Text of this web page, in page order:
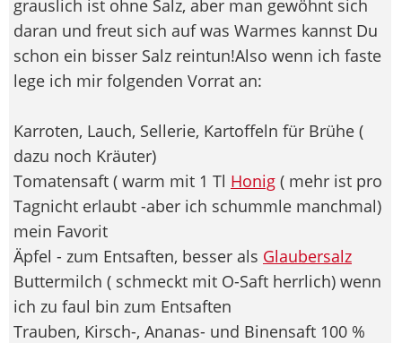
grauslich ist ohne Salz, aber man gewöhnt sich
daran und freut sich auf was Warmes kannst Du
schon ein bisser Salz reintun!Also wenn ich faste
lege ich mir folgenden Vorrat an:
Karroten, Lauch, Sellerie, Kartoffeln für Brühe (
dazu noch Kräuter)
Tomatensaft ( warm mit 1 Tl Honig ( mehr ist pro
Tagnicht erlaubt -aber ich schummle manchmal)
mein Favorit
Äpfel - zum Entsaften, besser als Glaubersalz
Buttermilch ( schmeckt mit O-Saft herrlich) wenn
ich zu faul bin zum Entsaften
Trauben, Kirsch-, Ananas- und Binensaft 100 %